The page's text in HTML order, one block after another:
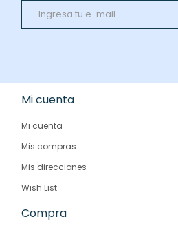
Mi cuenta
Mi cuenta
Mis compras
Mis direcciones
Wish List
Compra